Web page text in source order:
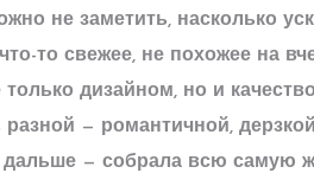
не заметить, насколько
то свежее, не похожее на
только дизайном, но и
— романтичной,
дальше — собрала всю самую